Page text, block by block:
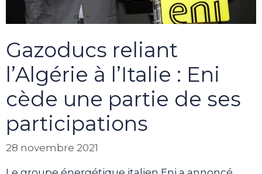
Gazoducs reliant
l’Algérie à l’Italie : Eni
cède une partie de ses
participations
28 novembre 2021